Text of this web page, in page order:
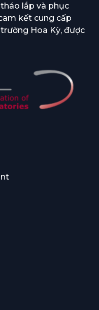
lắp và phục
kết cung cấp
Hoa Kỳ, được